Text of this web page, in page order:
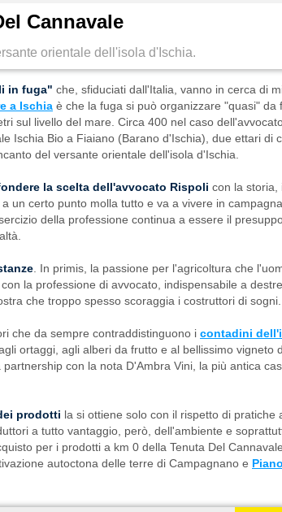
Cannavale
orientale dell'isola d'Ischia.
in fuga" che, sfiduciati dall'Italia, vanno in cerca di
a Ischia è che la fuga si può organizzare "quasi" da
sul livello del mare. Circa 400 nel caso
Ischia Bio a Fiaiano (Barano d'Ischia), due ettari di
del versante orientale dell'isola d'Ischia.
la scelta dell'avvocato Rispoli con la storia,
un certo punto molla tutto e va a vivere in
della professione continua a essere il
. In primis, la passione per l'agricoltura che
la professione di avvocato, indispensabile a
che troppo spesso scoraggia i costruttori di sogni.
che da sempre contraddistinguono i contadini
ortaggi, agli alberi da frutto e al bellissimo vigneto
con la nota D'Ambra Vini, la più antica
prodotti la si ottiene solo con il rispetto di pratiche
a tutto vantaggio, però, dell'ambiente e
per i prodotti a km 0 della Tenuta Del
autoctona delle terre di Campagnano e